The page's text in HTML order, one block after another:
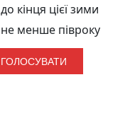
до кінця цієї зими
не менше півроку